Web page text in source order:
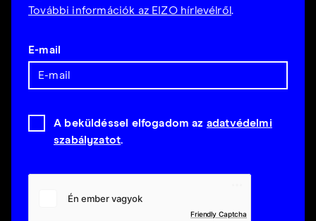
További információk az EIZO hírlevélről.
E-mail
A beküldéssel elfogadom az adatvédelmi
szabályzatot.
Friendly Captcha